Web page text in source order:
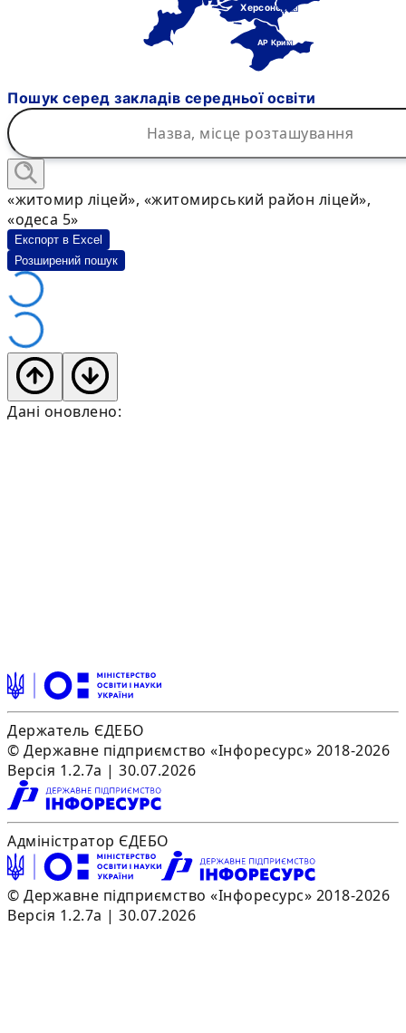
Херсонська
АР Крим
Пошук серед закладів середньої освіти
«житомир ліцей», «житомирський район ліцей»,
«одеса 5»
Експорт в Excel
Розширений пошук
Дані оновлено:
Держатель ЄДЕБО
© Державне підприємство «Інфоресурс» 2018-2026
Версія 1.2.7a | 30.07.2026
Адміністратор ЄДЕБО
© Державне підприємство «Інфоресурс» 2018-2026
Версія 1.2.7a | 30.07.2026